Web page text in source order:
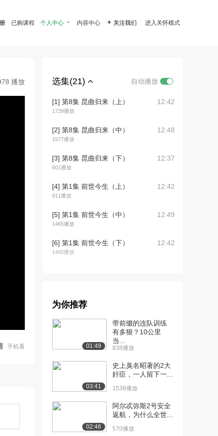
已购课程 个人中心  内容中心  关注我们 进入关怀模式
播放
手机看
选集(21) 自动播放
[1] 第8集 昆曲归来（上）
1739播放
12:42
[2] 第8集 昆曲归来（中）
1577播放
12:48
[3] 第8集 昆曲归来（下）
601播放
12:37
[4] 第1集 前世今生（上）
911播放
12:42
[5] 第1集 前世今生（中）
1465播放
12:49
[6] 第1集 前世今生（下）
1442播放
12:42
[8] 第3集 不朽传奇（上）
（中）
[9] 第3集 不朽传奇（上）
（下）
1064播放
[10] 第4集 不朽传奇
871播放
[11] 第4集 不朽传奇
为你推荐
01:49
带前缀的连队训练
有多狠？10公里
当...
838播放
03:41
史上臭名昭著的2大
奸臣，一人留下一...
1538播放
02:46
阿尔忒弥斯2号安全
返航，为什么全世...
570播放